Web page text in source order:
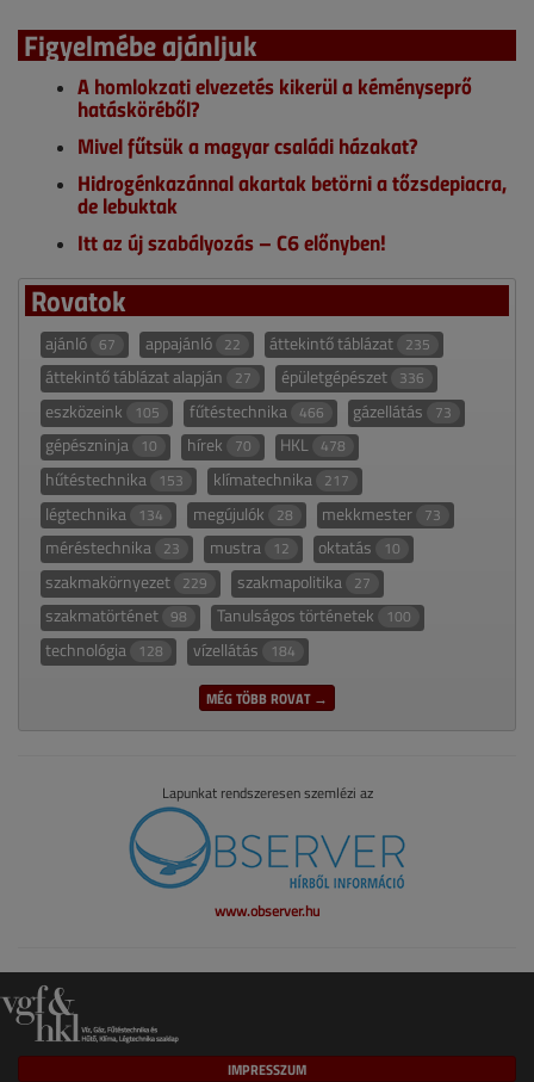
Figyelmébe ajánljuk
A homlokzati elvezetés kikerül a kéményseprő
hatásköréből?
Mivel fűtsük a magyar családi házakat?
Hidrogénkazánnal akartak betörni a tőzsdepiacra,
de lebuktak
Itt az új szabályozás – C6 előnyben!
Rovatok
ajánló 67 appajánló 22 áttekintő táblázat 235
áttekintő táblázat alapján 27 épületgépészet 336
eszközeink 105 fűtéstechnika 466 gázellátás 73
gépészninja 10 hírek 70 HKL 478
hűtéstechnika 153 klímatechnika 217
légtechnika 134 megújulók 28 mekkmester 73
méréstechnika 23 mustra 12 oktatás 10
szakmakörnyezet 229 szakmapolitika 27
szakmatörténet 98 Tanulságos történetek 100
technológia 128 vízellátás 184
MÉG TÖBB ROVAT →
Lapunkat rendszeresen szemlézi az
www.observer.hu
IMPRESSZUM